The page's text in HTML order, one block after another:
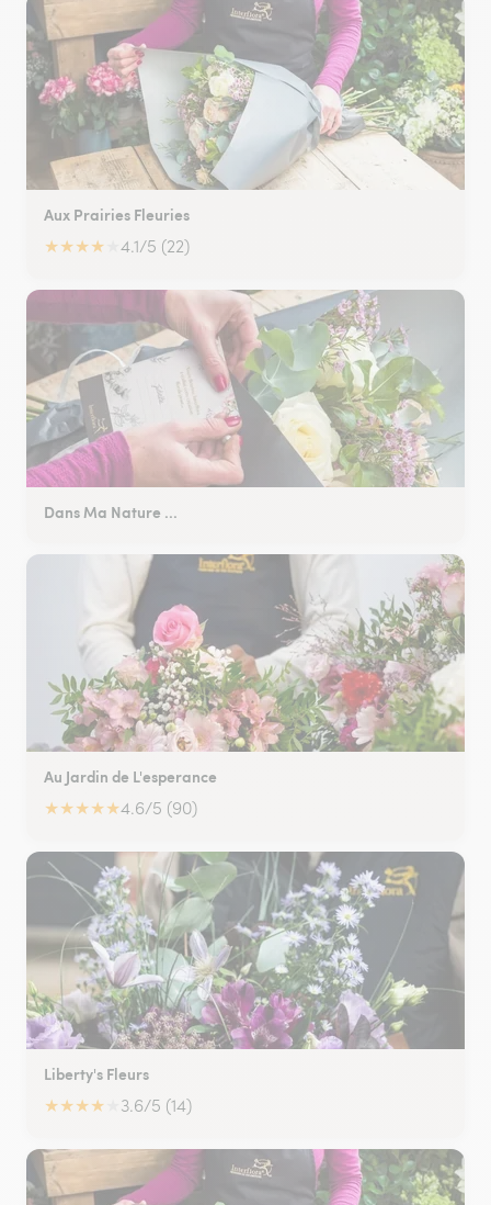
Aux Prairies Fleuries
★★★★ 4.1/5 (22)
Dans Ma Nature ...
Au Jardin de L'esperance
★★★★★4.6/5 (90)
Liberty's Fleurs
★★★★ 3.6/5 (14)